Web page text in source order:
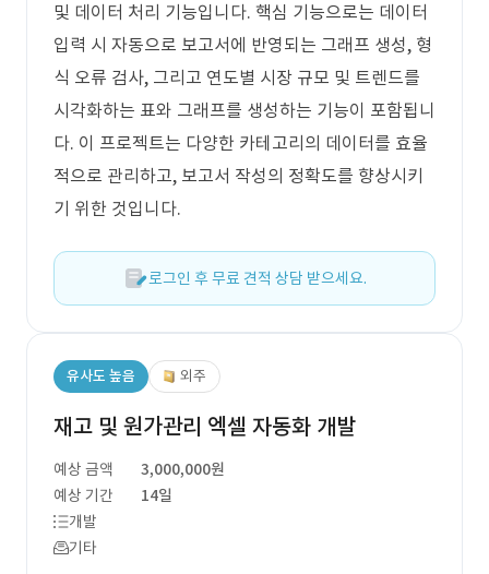
및 데이터 처리 기능입니다. 핵심 기능으로는 데이터
입력 시 자동으로 보고서에 반영되는 그래프 생성, 형
식 오류 검사, 그리고 연도별 시장 규모 및 트렌드를
시각화하는 표와 그래프를 생성하는 기능이 포함됩니
다. 이 프로젝트는 다양한 카테고리의 데이터를 효율
적으로 관리하고, 보고서 작성의 정확도를 향상시키
기 위한 것입니다.
로그인 후 무료 견적 상담 받으세요.
유사도 높음 외주
재고 및 원가관리 엑셀 자동화 개발
예상 금액
3,000,000원
예상 기간
14일
개발
기타